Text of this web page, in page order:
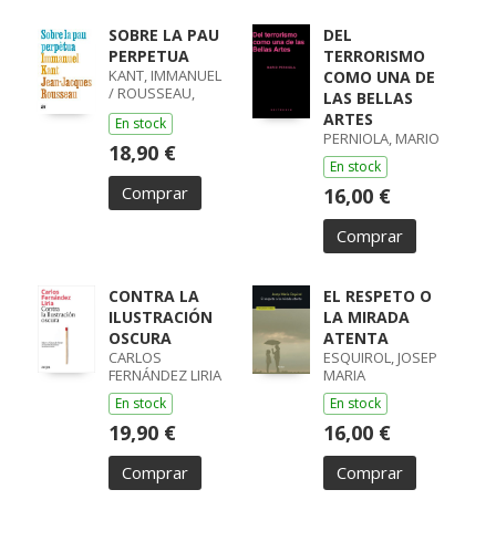
SOBRE LA PAU
PERPETUA
KANT, IMMANUEL
/ ROUSSEAU,
JEAN-JACQUES
En stock
18,90 €
Comprar
DEL
TERRORISMO
COMO UNA DE
LAS BELLAS
ARTES
PERNIOLA, MARIO
En stock
16,00 €
Comprar
CONTRA LA
ILUSTRACIÓN
OSCURA
CARLOS
FERNÁNDEZ LIRIA
En stock
19,90 €
Comprar
EL RESPETO O
LA MIRADA
ATENTA
ESQUIROL, JOSEP
MARIA
En stock
16,00 €
Comprar